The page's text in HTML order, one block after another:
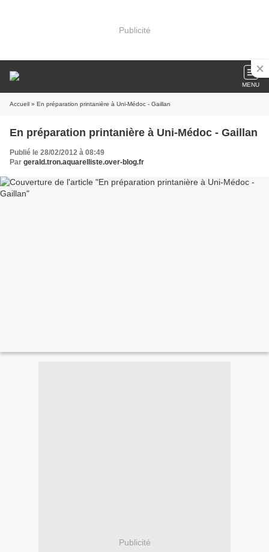
Publicité
MENU
Accueil » En préparation printanière à Uni-Médoc - Gaillan
En préparation printanière à Uni-Médoc - Gaillan
Publié le 28/02/2012 à 08:49
Par gerald.tron.aquarelliste.over-blog.fr
Publicité